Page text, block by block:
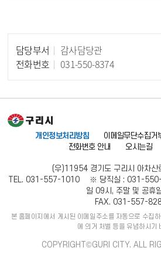
담당부서
감사담당관
전화번호
031-550-8374
개인정보처리방침 이메일무단수집거
전화번호 안내
오시는길
(우)11954 경기도 구리시 아차산
TEL. 031-557-1010 ※ 당직실 : 031-550-
일 09시, 주말 및 공휴
FAX. 031-557-
본 홈페이지에서 게시된 이메일주소를 자동으로 수집
에 의거 처벌 등을 유념하시기
COPYRIGHT©GURI CITY. ALL